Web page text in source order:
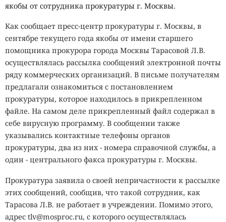
якобы от сотрудника прокуратуры г. Москвы.
Как сообщает пресс-центр прокуратуры г. Москвы, в
сентябре текущего года якобы от имени старшего
помощника прокурора города Москвы Тарасовой Л.В.
осуществлялась рассылка сообщений электронной почты
ряду коммерческих организаций. В письме получателям
предлагали ознакомиться с постановлением
прокуратуры, которое находилось в прикрепленном
файле. На самом деле прикрепленный файл содержал в
себе вирусную программу. В сообщении также
указывались контактные телефоны органов
прокуратуры, два из них - номера справочной службы, а
один - центрального факса прокуратуры г. Москвы.
Прокуратура заявила о своей непричастности к рассылке
этих сообщений, сообщив, что такой сотрудник, как
Тарасова Л.В. не работает в учреждении. Помимо этого,
адрес tlv@mosproc.ru, с которого осуществлялась